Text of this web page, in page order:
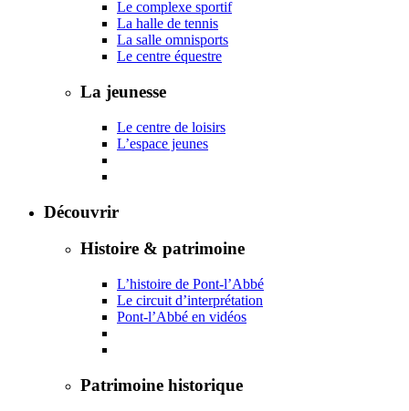
Le complexe sportif
La halle de tennis
La salle omnisports
Le centre équestre
La jeunesse
Le centre de loisirs
L’espace jeunes
Découvrir
Histoire & patrimoine
L’histoire de Pont-l’Abbé
Le circuit d’interprétation
Pont-l’Abbé en vidéos
Patrimoine historique